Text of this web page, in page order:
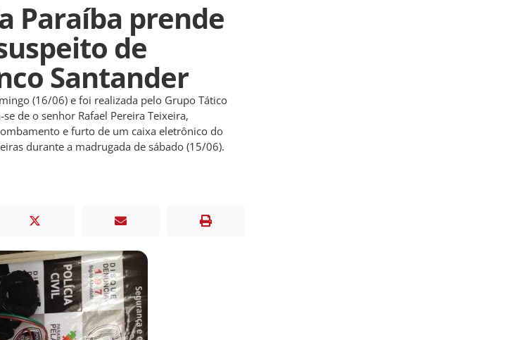
Paraíba prende
de
Santander
(16/06) e foi realizada pelo Grupo Tático
se de o senhor Rafael Pereira Teixeira,
e furto de um caixa eletrônico do
durante a madrugada de sábado (15/06).